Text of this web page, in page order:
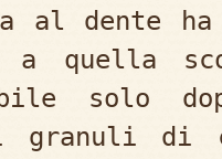
al dente
a quella
solo
i granuli di